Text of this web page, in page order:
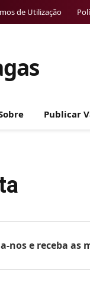
de Utilização
Publicar
nos e receba